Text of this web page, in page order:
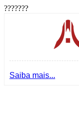
???????
Saiba mais...